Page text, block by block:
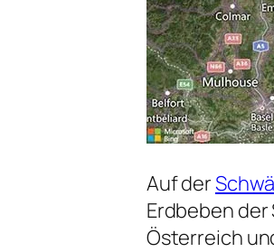
Auf der
Erdbeben
Österreich